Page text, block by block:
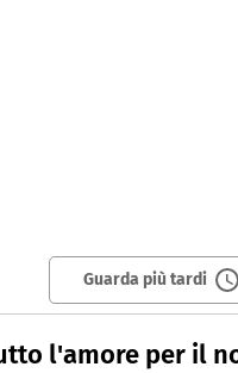
Guarda più tardi
l'amore per il